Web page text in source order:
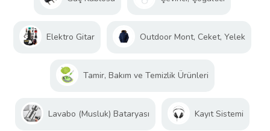
Elektro Gitar Outdoor Mont, Ceket, Yelek
Tamir, Bakım ve Temizlik Ürünleri
Lavabo (Musluk) Bataryası Kayıt Sistemi